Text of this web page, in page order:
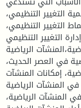
التغيير التنظيمي،
التغيير التنظيمي،
إدارة التغيير التنظيمي.
الرياضية
في العصر الحديث،
إمكانات المنشآت
المنشآت الرياضية
المنشآت الرياضية،